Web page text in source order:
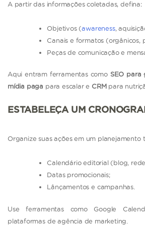
A partir das informações coletadas, defina:
Objetivos (awareness,
Canais e formatos (orgânicos,
Peças de comunicação e
Aqui entram ferramentas como SEO para
mídia paga para escalar e CRMpara
ESTABELEÇA UM
Organize suas ações em um planejamento
Calendário editorial (blog,
Datas promocionais;
Lânçamentos e campanhas.
Use ferramentas como Google
plataformas de agência de marketing.